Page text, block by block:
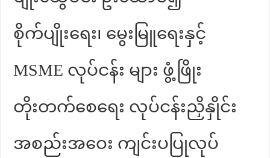
စိုက်ပျိုးရေး၊ မွေးမြူရေးနှင့်
MSME လုပ်ငန်း များ ဖွံ့ဖြိုး
တိုးတက်စေရေး လုပ်ငန်းညှိနှိုင်း
အစည်းအဝေး ကျင်းပပြုလုပ်